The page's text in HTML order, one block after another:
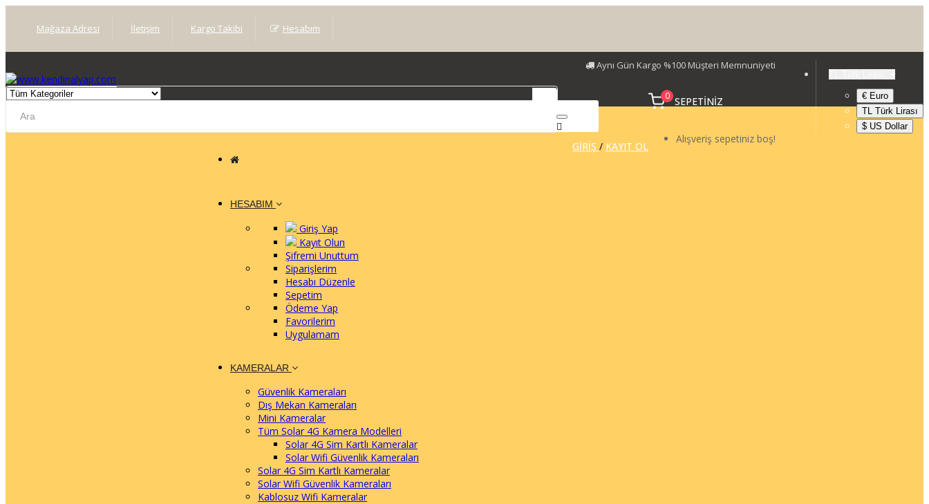
Mağaza Adresi İletişim Kargo Takibi Hesabım
€ Euro
TL Türk Lirası
$ US Dollar
Aynı Gün Kargo %100 Müşteri Memnuniyeti
SEPETINIZ
0
Alışveriş sepetiniz boş!
GIRIŞ / KAYIT OL
HESABIM
Giriş Yap
Kayıt Olun
Şifremi Unuttum
Siparişlerim
Hesabı Düzenle
Sepetim
Ödeme Yap
Favorilerim
Uygulamam
KAMERALAR
Güvenlik Kameraları
Dış Mekan Kameraları
Mini Kameralar
Tüm Solar 4G Kamera Modelleri
Solar 4G Sim Kartlı Kameralar
Solar Wifi Güvenlik Kameraları
Solar 4G Sim Kartlı Kameralar
Solar Wifi Güvenlik Kameraları
Kablosuz Wifi Kameralar